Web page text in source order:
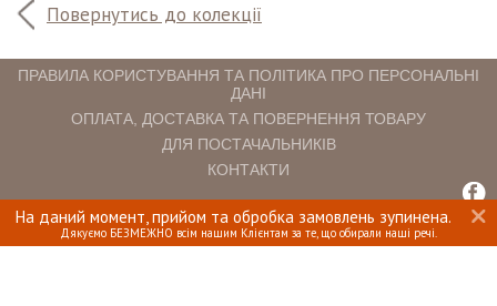
На даний момент, прийом та обробка замовлень зупинена.
Дякуємо БЕЗМЕЖНО всім нашим Клієнтам за те, що обирали наші речі.
Повернутись до колекції
ПРАВИЛА КОРИСТУВАННЯ ТА ПОЛІТИКА ПРО ПЕРСОНАЛЬНІ
ДАНІ
ОПЛАТА, ДОСТАВКА ТА ПОВЕРНЕННЯ ТОВАРУ
ДЛЯ ПОСТАЧАЛЬНИКІВ
КОНТАКТИ
INTERIOMANIA © 2018. ВСІ ПРАВА ЗАХИЩЕНІ.